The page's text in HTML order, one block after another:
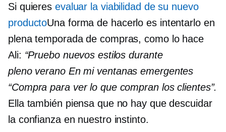
Si quieres evaluar la viabilidad de su nuevo
productoUna forma de hacerlo es intentarlo en
plena temporada de compras, como lo hace
Ali: “Pruebo nuevos estilos durante
pleno veranoEn mi ventanas emergentes
“Compra para ver lo que compran los clientes”.
Ella también piensa que no hay que descuidar
la confianza en nuestro instinto.